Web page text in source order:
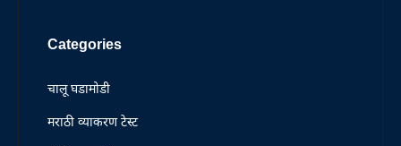
Categories
चालू घडामोडी
मराठी व्याकरण टेस्ट